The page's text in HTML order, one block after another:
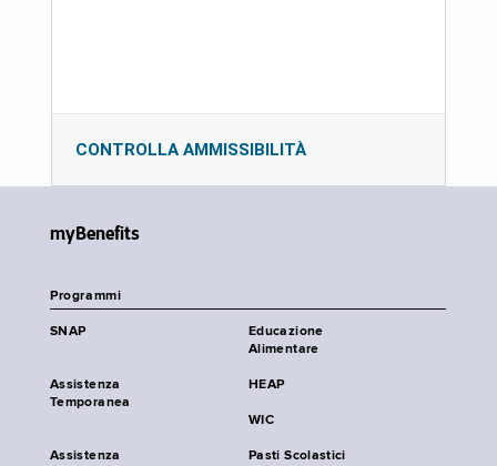
CONTROLLA AMMISSIBILITÀ
myBenefits
Programmi
SNAP
Educazione
Alimentare
Assistenza
Temporanea
HEAP
WIC
Assistenza
Pasti Scolastici